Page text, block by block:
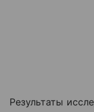
Результаты